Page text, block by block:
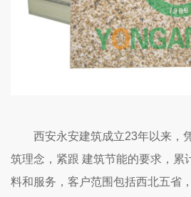
西安永安建筑成立23年以来，
筑理念，紧跟 建筑节能的要求，累
料和服务，客户范围包括西北五省